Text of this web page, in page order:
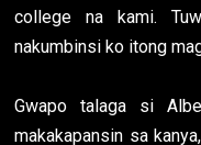
college na kami.
nakumbinsi ko itong
Gwapo talaga si
makakapansin sa